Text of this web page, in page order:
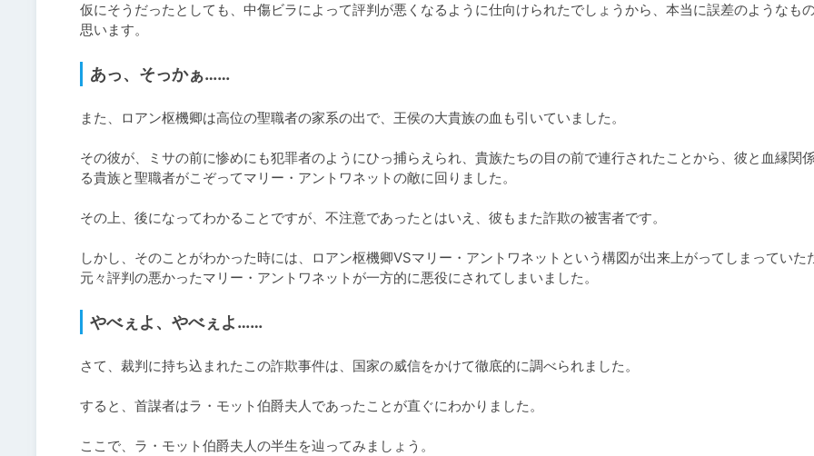
仮にそうだったとしても、中傷ビラによって評判が悪くなるように仕向けられたでしょうから、本当に誤差のようなも
思います。
あっ、そっかぁ……
また、ロアン枢機卿は高位の聖職者の家系の出で、王侯の大貴族の血も引いていました。
その彼が、ミサの前に惨めにも犯罪者のようにひっ捕らえられ、貴族たちの目の前で連行されたことから、彼と血縁関
る貴族と聖職者がこぞってマリー・アントワネットの敵に回りました。
その上、後になってわかることですが、不注意であったとはいえ、彼もまた詐欺の被害者です。
しかし、そのことがわかった時には、ロアン枢機卿VSマリー・アントワネットという構図が出来上がってしまっていた
元々評判の悪かったマリー・アントワネットが一方的に悪役にされてしまいました。
やべぇよ、やべぇよ……
さて、裁判に持ち込まれたこの詐欺事件は、国家の威信をかけて徹底的に調べられました。
すると、首謀者はラ・モット伯爵夫人であったことが直ぐにわかりました。
ここで、ラ・モット伯爵夫人の半生を辿ってみましょう。